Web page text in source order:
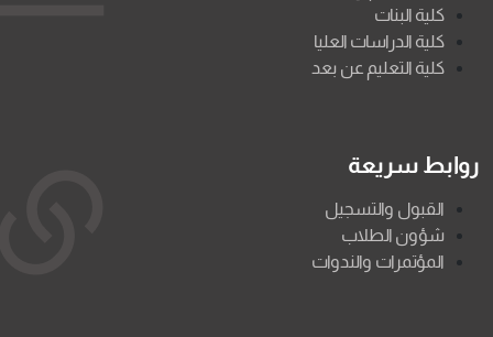
كلية البنات
كلية الدراسات العليا
كلية التعليم عن بعد
روابط سريعة
القبول والتسجيل
شؤون الطلاب
المؤتمرات والندوات